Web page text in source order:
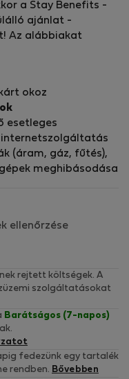
a Stay Benefits -
ajánlat -
Az alábbiakat
okoz
esetleges
(áram, gáz, fűtés),
meghibásodása
ellenőrzése
rejtett költségek. A
szolgáltatásokat
Barátságos (7-napos)
fedezünk egy tartalék
rendben. Bővebben